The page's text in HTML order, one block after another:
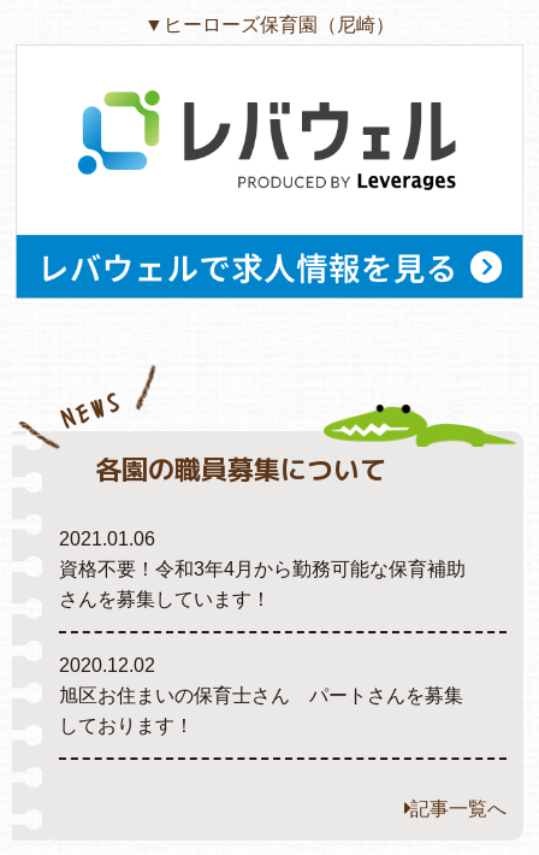
園の様子
お知らせ
▼ヒーローズ保育園（尼崎）
各園の職員募集について
NEWS
2021.01.06
資格不要！令和3年4月から勤務可能な保育補助
さんを募集しています！
2020.12.02
旭区お住まいの保育士さん パートさんを募集
しております！
記事一覧へ